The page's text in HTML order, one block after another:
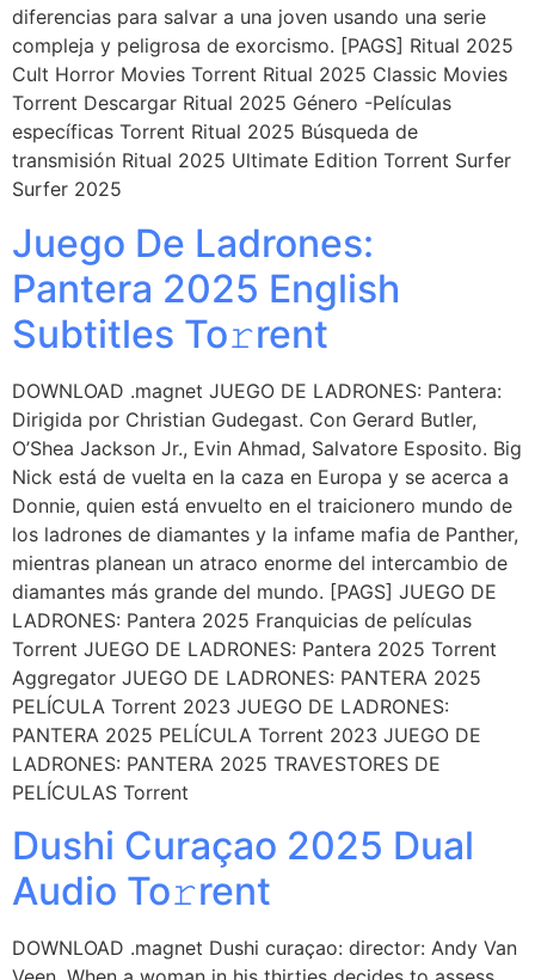
diferencias para salvar a una joven usando una serie
compleja y peligrosa de exorcismo. [PAGS] Ritual 2025
Cult Horror Movies Torrent Ritual 2025 Classic Movies
Torrent Descargar Ritual 2025 Género -Películas
específicas Torrent Ritual 2025 Búsqueda de
transmisión Ritual 2025 Ultimate Edition Torrent Surfer
Surfer 2025
Juego De Ladrones:
Pantera 2025 English
Subtitles To𝚛rent
DOWNLOAD .magnet JUEGO DE LADRONES: Pantera:
Dirigida por Christian Gudegast. Con Gerard Butler,
O’Shea Jackson Jr., Evin Ahmad, Salvatore Esposito. Big
Nick está de vuelta en la caza en Europa y se acerca a
Donnie, quien está envuelto en el traicionero mundo de
los ladrones de diamantes y la infame mafia de Panther,
mientras planean un atraco enorme del intercambio de
diamantes más grande del mundo. [PAGS] JUEGO DE
LADRONES: Pantera 2025 Franquicias de películas
Torrent JUEGO DE LADRONES: Pantera 2025 Torrent
Aggregator JUEGO DE LADRONES: PANTERA 2025
PELÍCULA Torrent 2023 JUEGO DE LADRONES:
PANTERA 2025 PELÍCULA Torrent 2023 JUEGO DE
LADRONES: PANTERA 2025 TRAVESTORES DE
PELÍCULAS Torrent
Dushi Curaçao 2025 Dual
Audio To𝚛rent
DOWNLOAD .magnet Dushi curaçao: director: Andy Van